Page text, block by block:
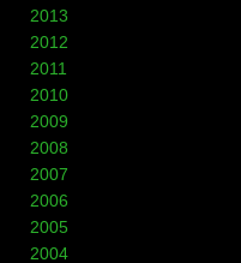
2013
2012
2011
2010
2009
2008
2007
2006
2005
2004